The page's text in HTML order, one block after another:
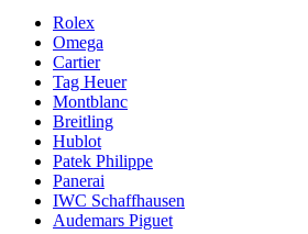
Rolex
Omega
Cartier
Tag Heuer
Montblanc
Breitling
Hublot
Patek Philippe
Panerai
IWC Schaffhausen
Audemars Piguet